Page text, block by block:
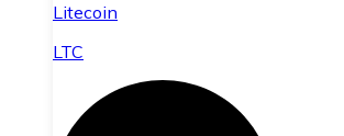
Litecoin
LTC